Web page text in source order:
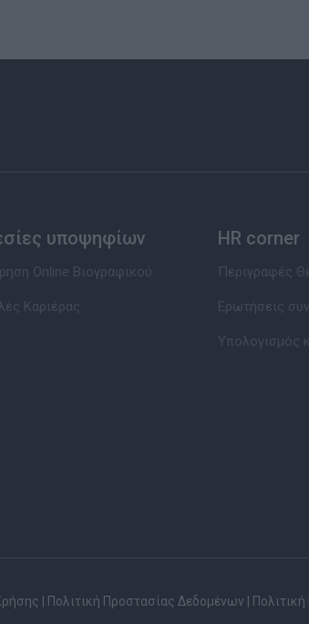
υποψηφίων
Online Βιογραφικού
Καριέρας
HR corner
Περιγραφές
Ερωτήσεις
Υπολογισμός
Πολιτική Προστασίας Δεδομένων